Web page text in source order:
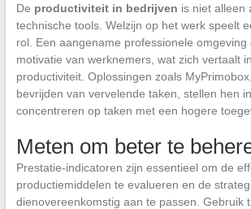
De productiviteit in bedrijven is niet alleen
technische tools. Welzijn op het werk speelt
rol. Een aangename professionele omgeving
motivatie van werknemers, wat zich vertaalt
productiviteit. Oplossingen zoals
bevrijden van vervelende taken, stellen hen
concentreren op taken met een hogere
Meten om beter te
Prestatie-indicatoren zijn essentieel om de
productiemiddelen te evalueren en de
dienovereenkomstig aan te passen. Gebruik